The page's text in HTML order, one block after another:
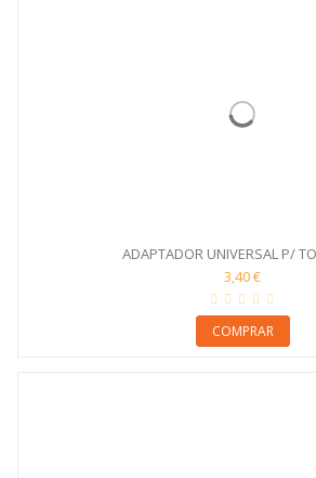
ADAPTADOR UNIVERSAL P/
3,40 €
COMPRAR